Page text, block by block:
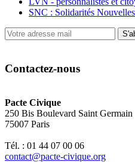
SNC : Solidarités
Contactez-nous
Pacte Civique
250 Bis Boulevard Saint Germain
75007 Paris
Tél. : 01 44 07 00 06
contact@pacte-civique.org